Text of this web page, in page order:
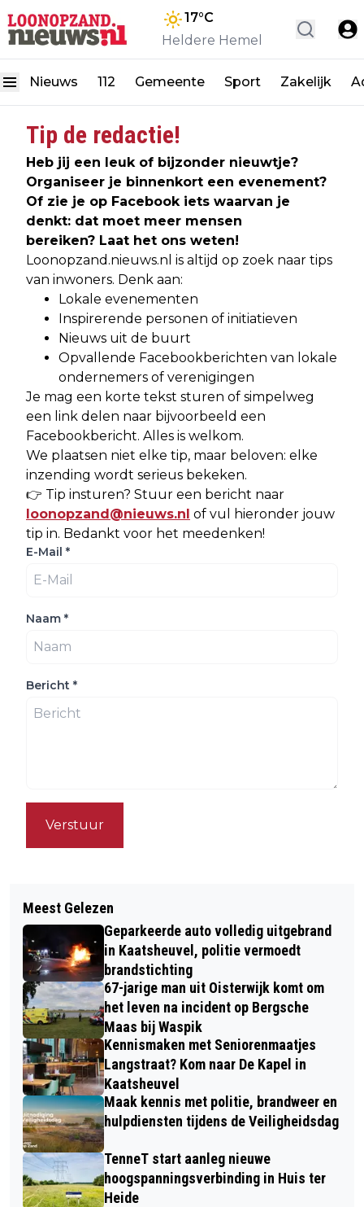
17°C
Heldere Hemel
Nieuws 112 Gemeente Sport Zakelijk
Tip de redactie!
Heb jij een leuk of bijzonder nieuwtje?
Organiseer je binnenkort een evenement?
Of zie je op Facebook iets waarvan je
denkt: dat moet meer mensen
bereiken? Laat het ons weten!
Loonopzand.nieuws.nl is altijd op zoek naar tips
van inwoners. Denk aan:
Lokale evenementen
Inspirerende personen of initiatieven
Nieuws uit de buurt
Opvallende Facebookberichten van lokale
ondernemers of verenigingen
Je mag een korte tekst sturen of simpelweg
een link delen naar bijvoorbeeld een
Facebookbericht. Alles is welkom.
We plaatsen niet elke tip, maar beloven: elke
inzending wordt serieus bekeken.
👉 Tip insturen? Stuur een bericht naar
loonopzand@nieuws.nl of vul hieronder jouw
tip in. Bedankt voor het meedenken!
E-Mail *
Naam *
Bericht *
Verstuur
Meest Gelezen
Geparkeerde auto volledig uitgebrand
in Kaatsheuvel, politie vermoedt
brandstichting
67-jarige man uit Oisterwijk komt om
het leven na incident op Bergsche
Maas bij Waspik
Kennismaken met Seniorenmaatjes
Langstraat? Kom naar De Kapel in
Kaatsheuvel
Maak kennis met politie, brandweer en
hulpdiensten tijdens de Veiligheidsdag
TenneT start aanleg nieuwe
hoogspanningsverbinding in Huis ter
Heide